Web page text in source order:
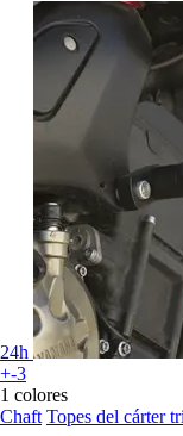
24h
+-3
1 colores
Chaft Topes del cárter